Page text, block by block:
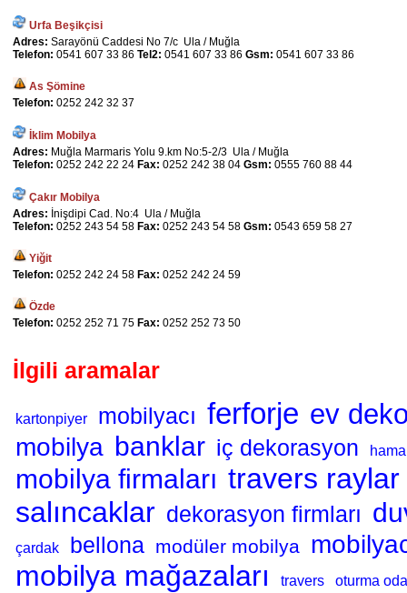
Urfa Beşikçisi
Adres: Sarayönü Caddesi No 7/c Ula / Muğla
Telefon: 0541 607 33 86 Tel2: 0541 607 33 86 Gsm: 0541 607 33 86
As Şömine
Telefon: 0252 242 32 37
İklim Mobilya
Adres: Muğla Marmaris Yolu 9.km No:5-2/3 Ula / Muğla
Telefon: 0252 242 22 24 Fax: 0252 242 38 04 Gsm: 0555 760 88 44
Çakır Mobilya
Adres: İnişdipi Cad. No:4 Ula / Muğla
Telefon: 0252 243 54 58 Fax: 0252 243 54 58 Gsm: 0543 659 58 27
Yiğit
Telefon: 0252 242 24 58 Fax: 0252 242 24 59
Özde
Telefon: 0252 252 71 75 Fax: 0252 252 73 50
İlgili aramalar
kartonpiyer mobilyacı ferforje ev
mobilya banklar iç dekorasyon
mobilya firmaları travers raylar
salıncaklar dekorasyon firmları
çardak bellona modüler mobilya
mobilya mağazaları travers oturma